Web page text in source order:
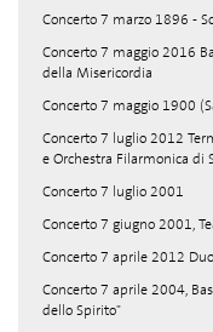
Concerto 7 marzo 1896 -
Concerto 7 maggio 2016
della Misericordia
Concerto 7 maggio 1900
Concerto 7 luglio 2012
e Orchestra Filarmonica di
Concerto 7 luglio 2001
Concerto 7 giugno 2001,
Concerto 7 aprile 2012
Concerto 7 aprile 2004,
dello Spirito"